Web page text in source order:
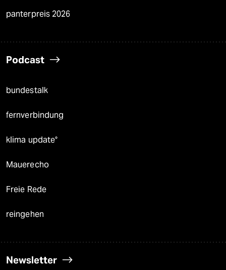
panterpreis 2026
Podcast
bundestalk
fernverbindung
klima update°
Mauerecho
Freie Rede
reingehen
Newsletter